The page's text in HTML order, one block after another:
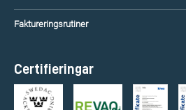
Faktureringsrutiner
Certifieringar